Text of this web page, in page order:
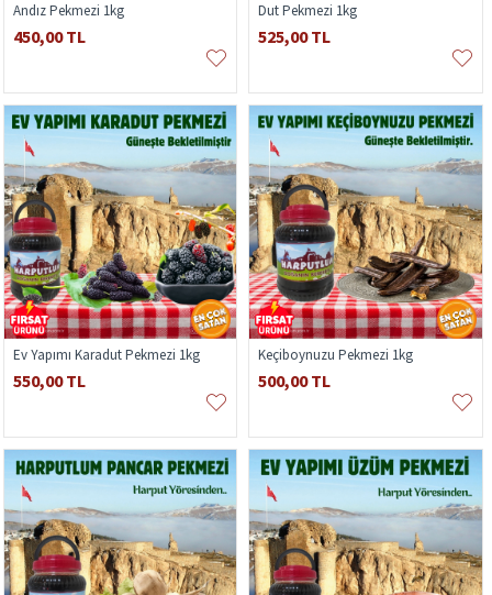
Andız Pekmezi 1kg
450,00 TL
Dut Pekmezi 1kg
525,00 TL
Ev Yapımı Karadut Pekmezi 1kg
550,00 TL
Keçiboynuzu Pekmezi 1kg
500,00 TL